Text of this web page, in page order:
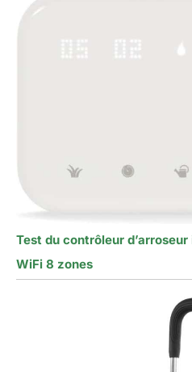
Test du contrôleur
WiFi 8 zones